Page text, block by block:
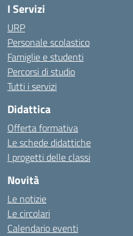
I Servizi
URP
Personale scolastico
Famiglie e studenti
Percorsi di studio
Tutti i servizi
Didattica
Offerta formativa
Le schede didattiche
I progetti delle classi
Novità
Le notizie
Le circolari
Calendario eventi